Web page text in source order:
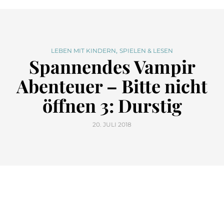
LEBEN MIT KINDERN, SPIELEN & LESEN
Spannendes Vampir
Abenteuer – Bitte nicht
öffnen 3: Durstig
20. JULI 2018